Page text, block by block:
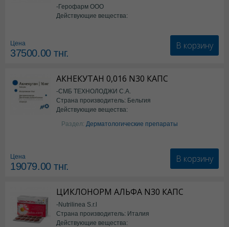
-Герофарм ООО
Действующие вещества:
Цена
37500.00тнг.
В корзину
АКНЕКУТАН 0,016 N30 КАПС
-СМБ ТЕХНОЛОДЖИ С.А.
Страна производитель: Бельгия
Действующие вещества:
Изотретиноин
Раздел: Дерматологические препараты
Цена
19079.00тнг.
В корзину
ЦИКЛОНОРМ АЛЬФА N30 КАПС
-Nutrilinea S.r.l
Страна производитель: Италия
Действующие вещества: